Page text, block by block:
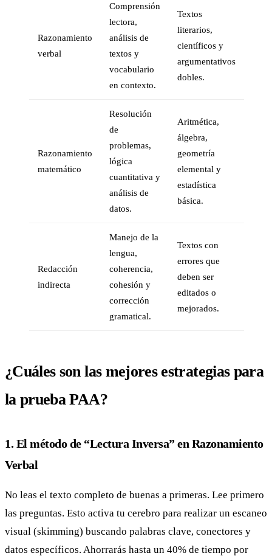
Razonamiento
verbal
Comprensión
lectora,
análisis de
textos y
vocabulario
en contexto.
Textos
literarios,
científicos y
argumentativos
dobles.
Razonamiento
matemático
Resolución
de
problemas,
lógica
cuantitativa y
análisis de
datos.
Aritmética,
álgebra,
geometría
elemental y
estadística
básica.
Redacción
indirecta
Manejo de la
lengua,
coherencia,
cohesión y
corrección
gramatical.
Textos con
errores que
deben ser
editados o
mejorados.
¿Cuáles son las mejores estrategias para
la prueba PAA?
1. El método de “Lectura Inversa” en Razonamiento
Verbal
No leas el texto completo de buenas a primeras. Lee primero
las preguntas. Esto activa tu cerebro para realizar un escaneo
visual (skimming) buscando palabras clave, conectores y
datos específicos. Ahorrarás hasta un 40% de tiempo por